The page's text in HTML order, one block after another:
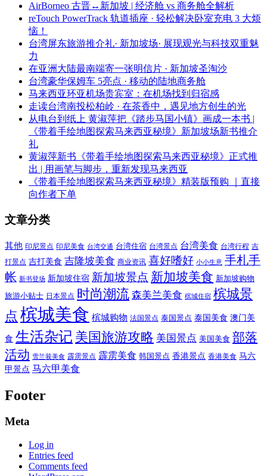
AirBorneo 古晋↔新加坡 | 经济舱 vs 商务舱全解析
reTouch PowerTrack 轨道插座 · 轻松解决卧室充电 3 大烦
恼！
台湾屏东旅游推介礼· 新加坡场· 展现观光与科技双重魅
力
在亚洲大陆最南端寄一张明信片 · 新加坡圣淘沙
台湾豪华保姆车 5亮点 · 移动的陆地商务舱
马来西亚环亚机场贵宾室：在机场找到归宿感
走读台湾南投松柏岭 · 在茶香中，遇见地方创生的光
从电台到纸上 黄淑萍把《踏步马国小镇》画成一本书 |
《带着手绘地图探索马来西亚秘境》新加坡场新书推介
礼
黄淑萍新书《带着手绘地图探索马来西亚秘境》正式推
出 | 用画笔与脚步，重新发现马来西亚
《带着手绘地图探索马来西亚秘境》精装版预购 ｜直接
向作者下单
文章分类
其他 印尼景点 印尼美食 台湾交通 台湾住宿 台湾景点 台湾美食 台湾行程 吉
打景点 吉打美食 吉隆坡美食 商业资讯 喜好嗜好 小小生意 手札手
帐 新书登场 新加坡住宿 新加坡景点 新加坡美食 新加坡购物
旅游小贴士 日本景点 时尚潮流 森美兰美食 槟城住宿 槟城景
点 槟城美食 槟城购物 法国景点 泰国景点 泰国美食 澳门美
食 生活杂记 美国旅游攻略 美国景点 美国美食 部落
活动 雪兰莪美食 霹雳景点 霹雳美食 韩国景点 香港景点 香港美食 马六
甲景点 马六甲美食
Footer
Meta
Log in
Entries feed
Comments feed